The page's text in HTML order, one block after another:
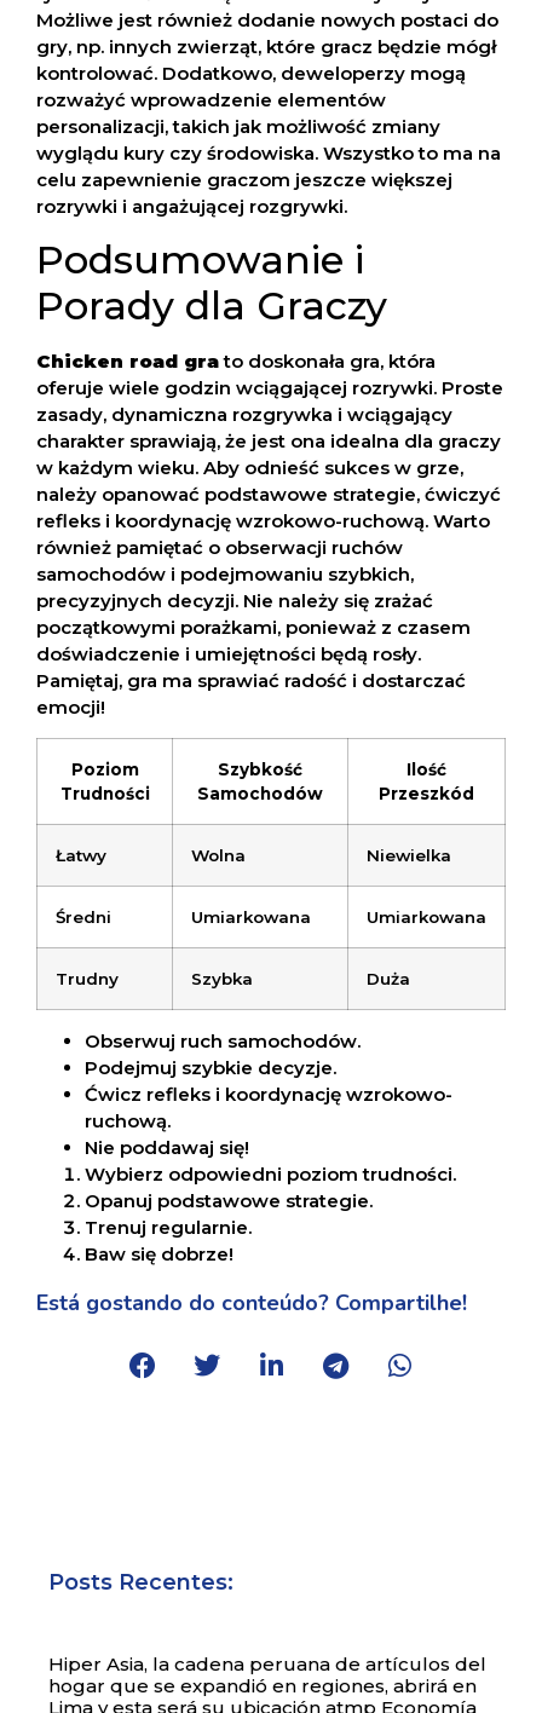
Możliwe jest również dodanie nowych postaci do
gry, np. innych zwierząt, które gracz będzie mógł
kontrolować. Dodatkowo, deweloperzy mogą
rozważyć wprowadzenie elementów
personalizacji, takich jak możliwość zmiany
wyglądu kury czy środowiska. Wszystko to ma na
celu zapewnienie graczom jeszcze większej
rozrywki i angażującej rozgrywki.
Podsumowanie i
Porady dla Graczy
Chicken road grato doskonała gra, która
oferuje wiele godzin wciągającej rozrywki. Proste
zasady, dynamiczna rozgrywka i wciągający
charakter sprawiają, że jest ona idealna dla graczy
w każdym wieku. Aby odnieść sukces w grze,
należy opanować podstawowe strategie, ćwiczyć
refleks i koordynację wzrokowo-ruchową. Warto
również pamiętać o obserwacji ruchów
samochodów i podejmowaniu szybkich,
precyzyjnych decyzji. Nie należy się zrażać
początkowymi porażkami, ponieważ z czasem
doświadczenie i umiejętności będą rosły.
Pamiętaj, gra ma sprawiać radość i dostarczać
emocji!
Poziom
Trudności
Szybkość
Samochodów
Ilość
Przeszkód
Łatwy Wolna Niewielka
Średni Umiarkowana Umiarkowana
Trudny Szybka Duża
Obserwuj ruch samochodów.
Podejmuj szybkie decyzje.
Ćwicz refleks i koordynację wzrokowo-
ruchową.
Nie poddawaj się!
Wybierz odpowiedni poziom trudności.
Opanuj podstawowe strategie.
Trenuj regularnie.
Baw się dobrze!
Está gostando do conteúdo? Compartilhe!
Posts Recentes:
Hiper Asia, la cadena peruana de artículos del
hogar que se expandió en regiones, abrirá en
Lima y esta será su ubicación atmp Economía